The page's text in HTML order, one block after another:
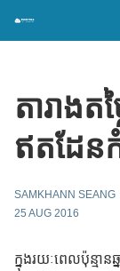
តារាង
ឥតដែន
SAMKHANN SEANG
25 AUG 2016
ក្នុងរយៈពេលប៉ុន្មា